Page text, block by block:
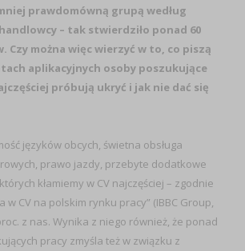
prawdomówną grupą według
– tak stwierdziło ponad 60
Czy można więc wierzyć w to, co piszą
aplikacyjnych osoby poszukujące
próbują ukryć i jak nie dać się
języków obcych, świetna obsługa
prawo jazdy, przebyte dodatkowe
kłamiemy w CV najczęściej – zgodnie
w CV na polskim rynku pracy” (IBBC Group,
z nas. Wynika z niego również, że ponad
pracy zmyśla też w związku z